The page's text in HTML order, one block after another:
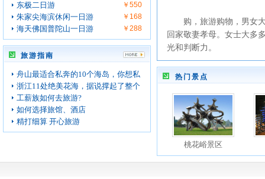
东极二日游 ￥550
朱家尖海滨休闲一日游 ￥168
海天佛国普陀山一日游 ￥288
旅游指南
舟山最适合私奔的10个海岛，你想私
浙江11处绝美花海，据说撑起了整个
工薪族如何去旅游?
如何选择旅馆、酒店
精打细算 开心旅游
购，旅游购物，男女大
回家敬妻孝母。女士大多
光和判断力。
热门景点
桃花峪景区